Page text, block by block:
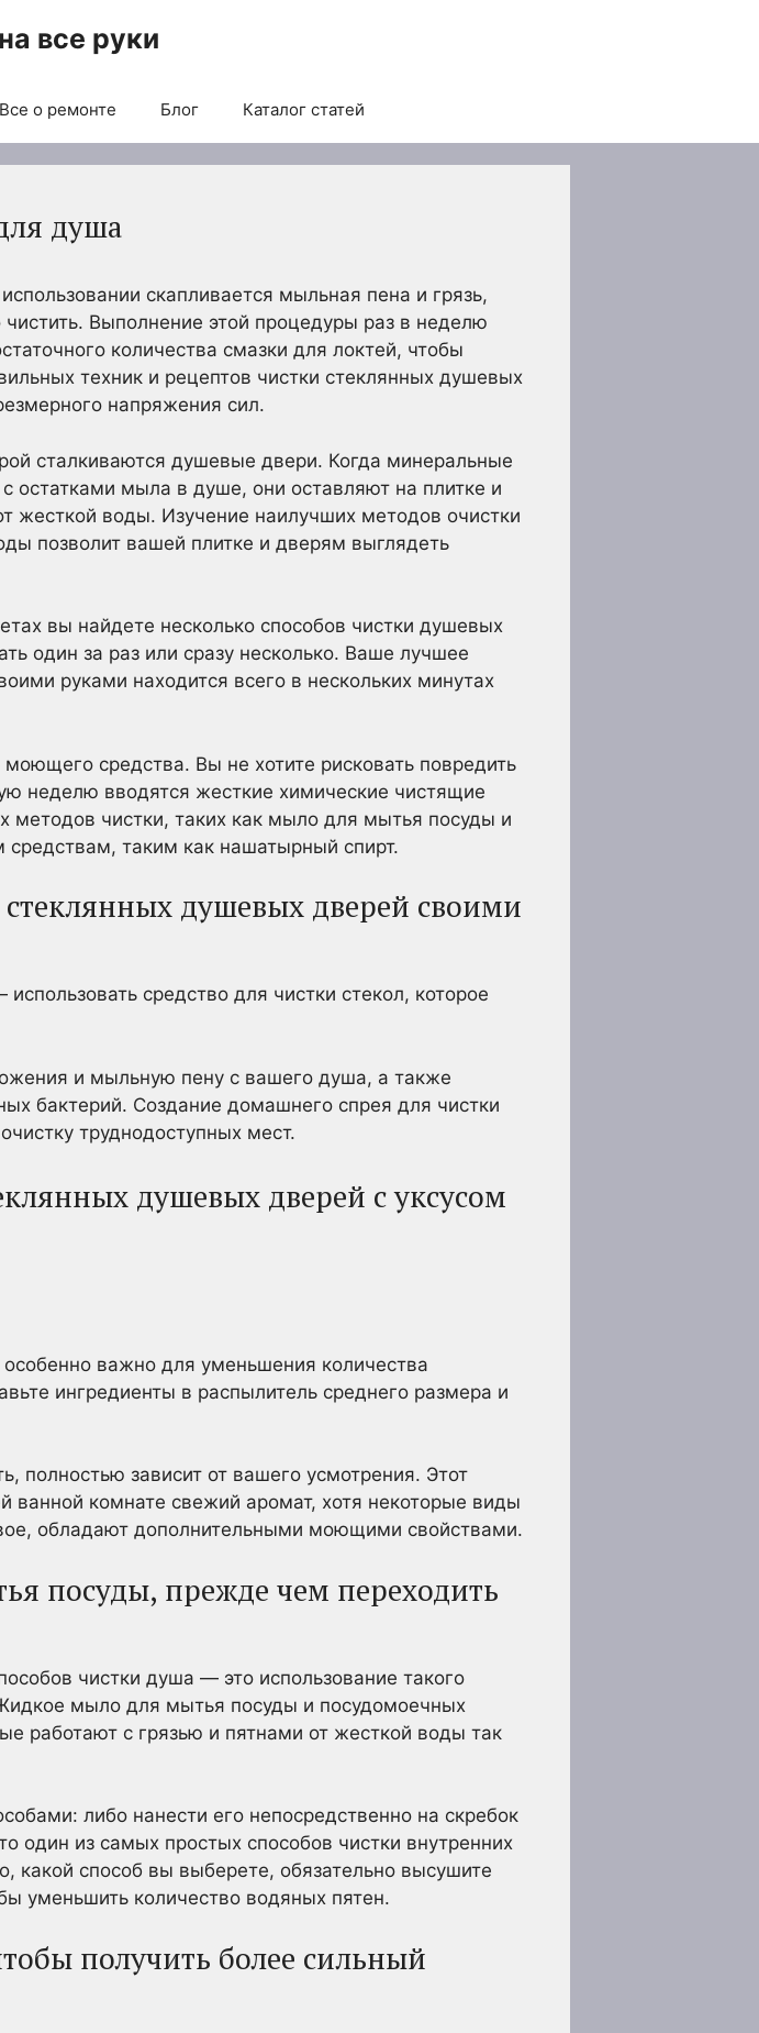
все руки
Все о ремонте Блог Каталог статей
душа
скапливается мыльная пена и грязь,
Выполнение этой процедуры раз в неделю
количества смазки для локтей, чтобы
техник и рецептов чистки стеклянных душевых
напряжения сил.
сталкиваются душевые двери. Когда минеральные
остатками мыла в душе, они оставляют на плитке и
жесткой воды. Изучение наилучших методов очистки
позволит вашей плитке и дверям выглядеть
вы найдете несколько способов чистки душевых
один за раз или сразу несколько. Ваше лучшее
руками находится всего в нескольких минутах
средства. Вы не хотите рисковать повредить
неделю вводятся жесткие химические чистящие
методов чистки, таких как мыло для мытья посуды и
таким как нашатырный спирт.
душевых дверей своими
средство для чистки стекол, которое
и мыльную пену с вашего душа, а также
бактерий. Создание домашнего спрея для чистки
труднодоступных мест.
душевых дверей с уксусом
важно для уменьшения количества
ингредиенты в распылитель среднего размера и
полностью зависит от вашего усмотрения. Этот
ванной комнате свежий аромат, хотя некоторые виды
обладают дополнительными моющими свойствами.
посуды, прежде чем переходить
чистки душа — это использование такого
мыло для мытья посуды и посудомоечных
работают с грязью и пятнами от жесткой воды так
либо нанести его непосредственно на скребок
один из самых простых способов чистки внутренних
какой способ вы выберете, обязательно высушите
уменьшить количество водяных пятен.
получить более сильный